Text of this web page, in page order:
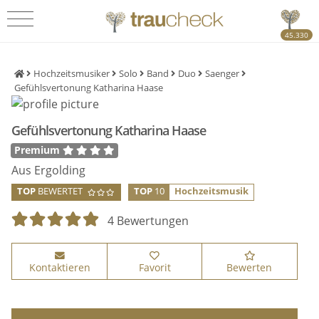
45.330
Hochzeitsmusiker Solo Band Duo
Saenger
Gefühlsvertonung Katharina Haase
Gefühlsvertonung Katharina Haase
Premium
Aus Ergolding
TOP BEWERTET TOP 10 Hochzeitsmusik
4 Bewertungen
Kontaktieren Favorit Bewerten